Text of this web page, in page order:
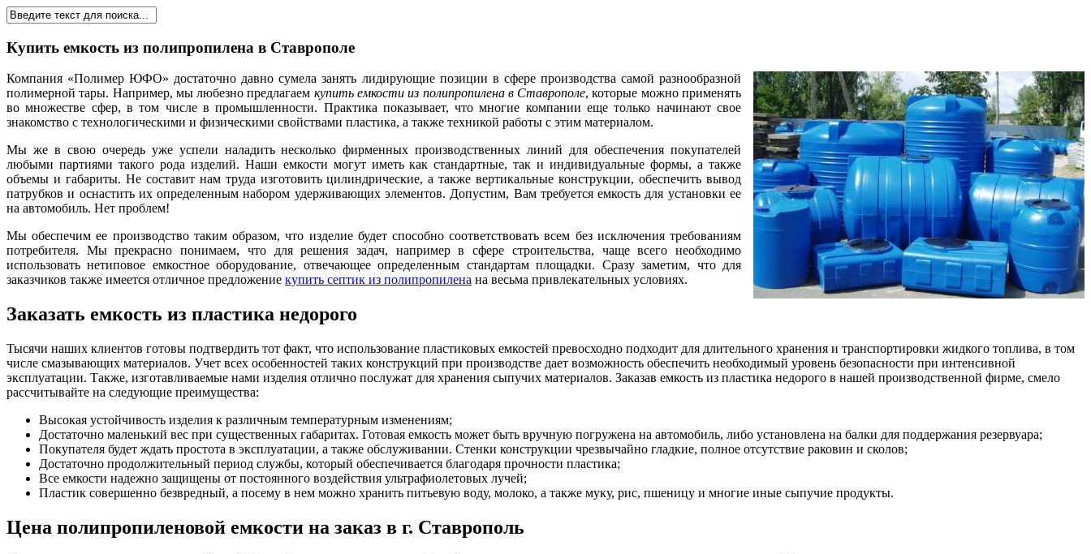
Купить емкость из полипропилена в Ставрополе
Компания «Полимер ЮФО» достаточно давно сумела занять лидирующие позиции в сфере производства самой разнообразной
полимерной тары. Например, мы любезно предлагаем купить емкости из полипропилена в Ставрополе, которые можно применять
во множестве сфер, в том числе в промышленности. Практика показывает, что многие компании еще только начинают свое
знакомство с технологическими и физическими свойствами пластика, а также техникой работы с этим материалом.
Мы же в свою очередь уже успели наладить несколько фирменных производственных линий для обеспечения покупателей
любыми партиями такого рода изделий. Наши емкости могут иметь как стандартные, так и индивидуальные формы, а также
объемы и габариты. Не составит нам труда изготовить цилиндрические, а также вертикальные конструкции, обеспечить вывод
патрубков и оснастить их определенным набором удерживающих элементов. Допустим, Вам требуется емкость для установки ее
на автомобиль. Нет проблем!
Мы обеспечим ее производство таким образом, что изделие будет способно соответствовать всем без исключения требованиям
потребителя. Мы прекрасно понимаем, что для решения задач, например в сфере строительства, чаще всего необходимо
использовать нетиповое емкостное оборудование, отвечающее определенным стандартам площадки. Сразу заметим, что для
заказчиков также имеется отличное предложение купить септик из полипропилена на весьма привлекательных условиях.
Заказать емкость из пластика недорого
Тысячи наших клиентов готовы подтвердить тот факт, что использование пластиковых емкостей превосходно подходит для длительного хранения и транспортировки жидкого топлива, в том
числе смазывающих материалов. Учет всех особенностей таких конструкций при производстве дает возможность обеспечить необходимый уровень безопасности при интенсивной
эксплуатации. Также, изготавливаемые нами изделия отлично послужат для хранения сыпучих материалов. Заказав емкость из пластика недорого в нашей производственной фирме, смело
рассчитывайте на следующие преимущества:
Высокая устойчивость изделия к различным температурным изменениям;
Достаточно маленький вес при существенных габаритах. Готовая емкость может быть вручную погружена на автомобиль, либо установлена на балки для поддержания резервуара;
Покупателя будет ждать простота в эксплуатации, а также обслуживании. Стенки конструкции чрезвычайно гладкие, полное отсутствие раковин и сколов;
Достаточно продолжительный период службы, который обеспечивается благодаря прочности пластика;
Все емкости надежно защищены от постоянного воздействия ультрафиолетовых лучей;
Пластик совершенно безвредный, а посему в нем можно хранить питьевую воду, молоко, а также муку, рис, пшеницу и многие иные сыпучие продукты.
Цена полипропиленовой емкости на заказ в г. Ставрополь